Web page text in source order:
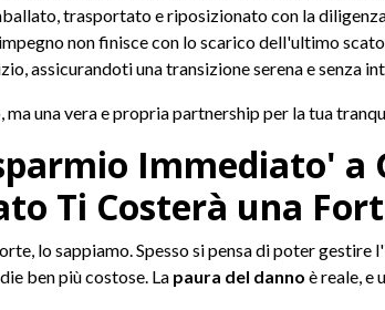
trasportato e riposizionato con la
non finisce con lo scarico dell'ultimo
assicurandoti una transizione serena e senza
una vera e propria partnership per la tua
Immediato' a
Ti Costerà una
lo sappiamo. Spesso si pensa di poter
ben più costose. La paura del danno è reale, e